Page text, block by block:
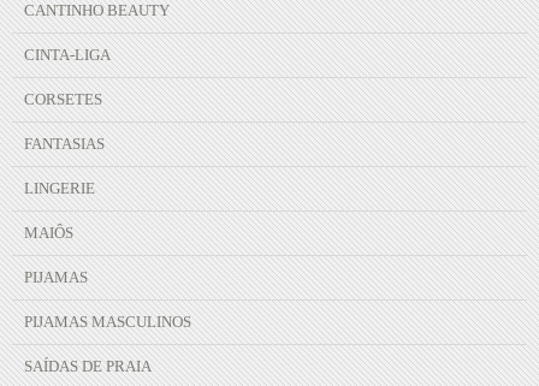
CANTINHO BEAUTY
CINTA-LIGA
CORSETES
FANTASIAS
LINGERIE
MAIÔS
PIJAMAS
PIJAMAS MASCULINOS
SAÍDAS DE PRAIA